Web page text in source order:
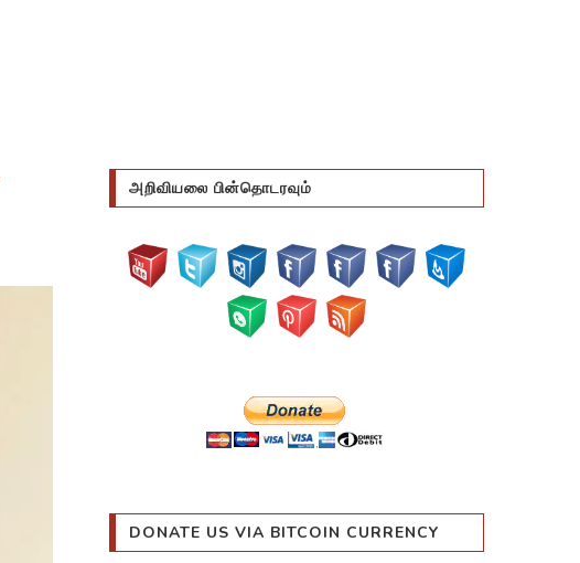
அறிவியலை பின்தொடரவும்
DONATE US VIA BITCOIN CURRENCY